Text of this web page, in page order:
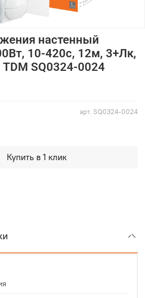
арт. SQ0324-0024
настенный
10-420с, 12м, 3+Лк,
TDM SQ0324-0024
Купить в 1 клик